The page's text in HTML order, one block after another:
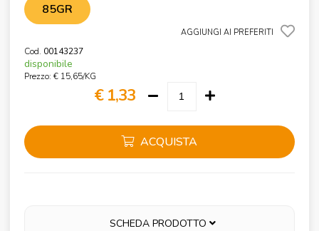
85GR
AGGIUNGI AI PREFERITI
Cod. 00143237
disponibile
Prezzo: € 15,65/KG
€ 1,33
ACQUISTA
SCHEDA PRODOTTO